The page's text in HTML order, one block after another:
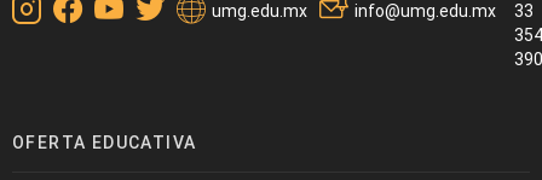
umg.edu.mx info@umg.edu.mx
33
OFERTA EDUCATIVA